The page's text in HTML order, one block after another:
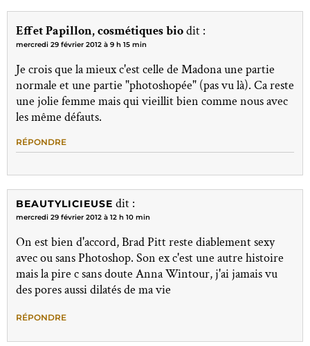
Effet Papillon, cosmétiques biodit :
mercredi 29 février 2012 à 9 h 15 min
Je crois que la mieux c'est celle de Madona une partie
normale et une partie "photoshopée" (pas vu là). Ca reste
une jolie femme mais qui vieillit bien comme nous avec
les même défauts.
RÉPONDRE
BEAUTYLICIEUSE dit :
mercredi 29 février 2012 à 12 h 10 min
On est bien d'accord, Brad Pitt reste diablement sexy
avec ou sans Photoshop. Son ex c'est une autre histoire
mais la pire c sans doute Anna Wintour, j'ai jamais vu
des pores aussi dilatés de ma vie
RÉPONDRE